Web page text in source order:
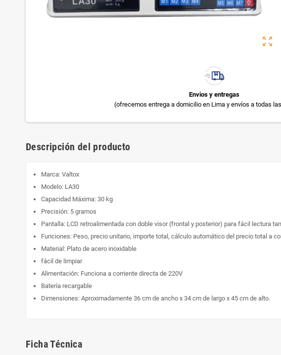
zoom_out_map
Envios y entregas
(ofrecemos entrega a domicilio en Lima y envíos a todas
Descripción del producto
Marca: Valtox
Modelo: LA30
Capacidad Máxima: 30 kg
Precisión: 5 gramos
Pantalla: LCD retroalimentada con doble visor (frontal y posterior) para fácil lectura
Funciones: Peso, precio unitario, importe total, cálculo automático del precio total a
Material: Plato de acero inoxidable
fácil de limpiar
Alimentación: Funciona a corriente directa de 220V
Batería recargable
Dimensiones: Aproximadamente 36 cm de ancho x 34 cm de largo x 45 cm de alto.
Ficha Técnica